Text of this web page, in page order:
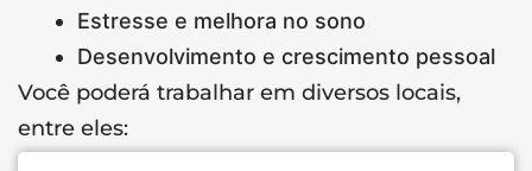
Estresse e melhora no sono
Desenvolvimento e crescimento pessoal
Você poderá trabalhar em diversos locais,
entre eles: